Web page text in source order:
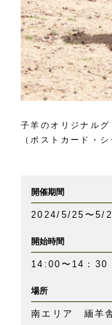
子羊のオリジナルグ
（ポストカード・
開催期間
2024/5/25〜5/
開始時間
14:00〜14：30
場所
南エリア 緬羊